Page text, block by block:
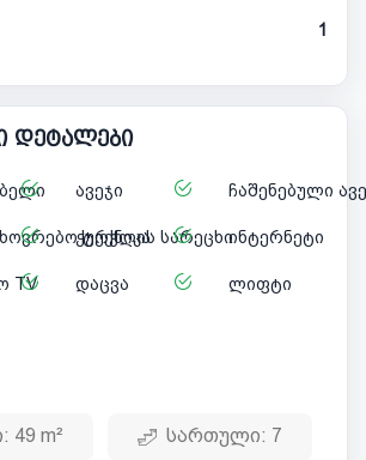
1
დეტალები
ავეჯი ჩაშენებული
ტექნიკა
ჭურჭლის სარეცხიინტერნეტი
TV დაცვა ლიფტი
49 m² სართული: 7